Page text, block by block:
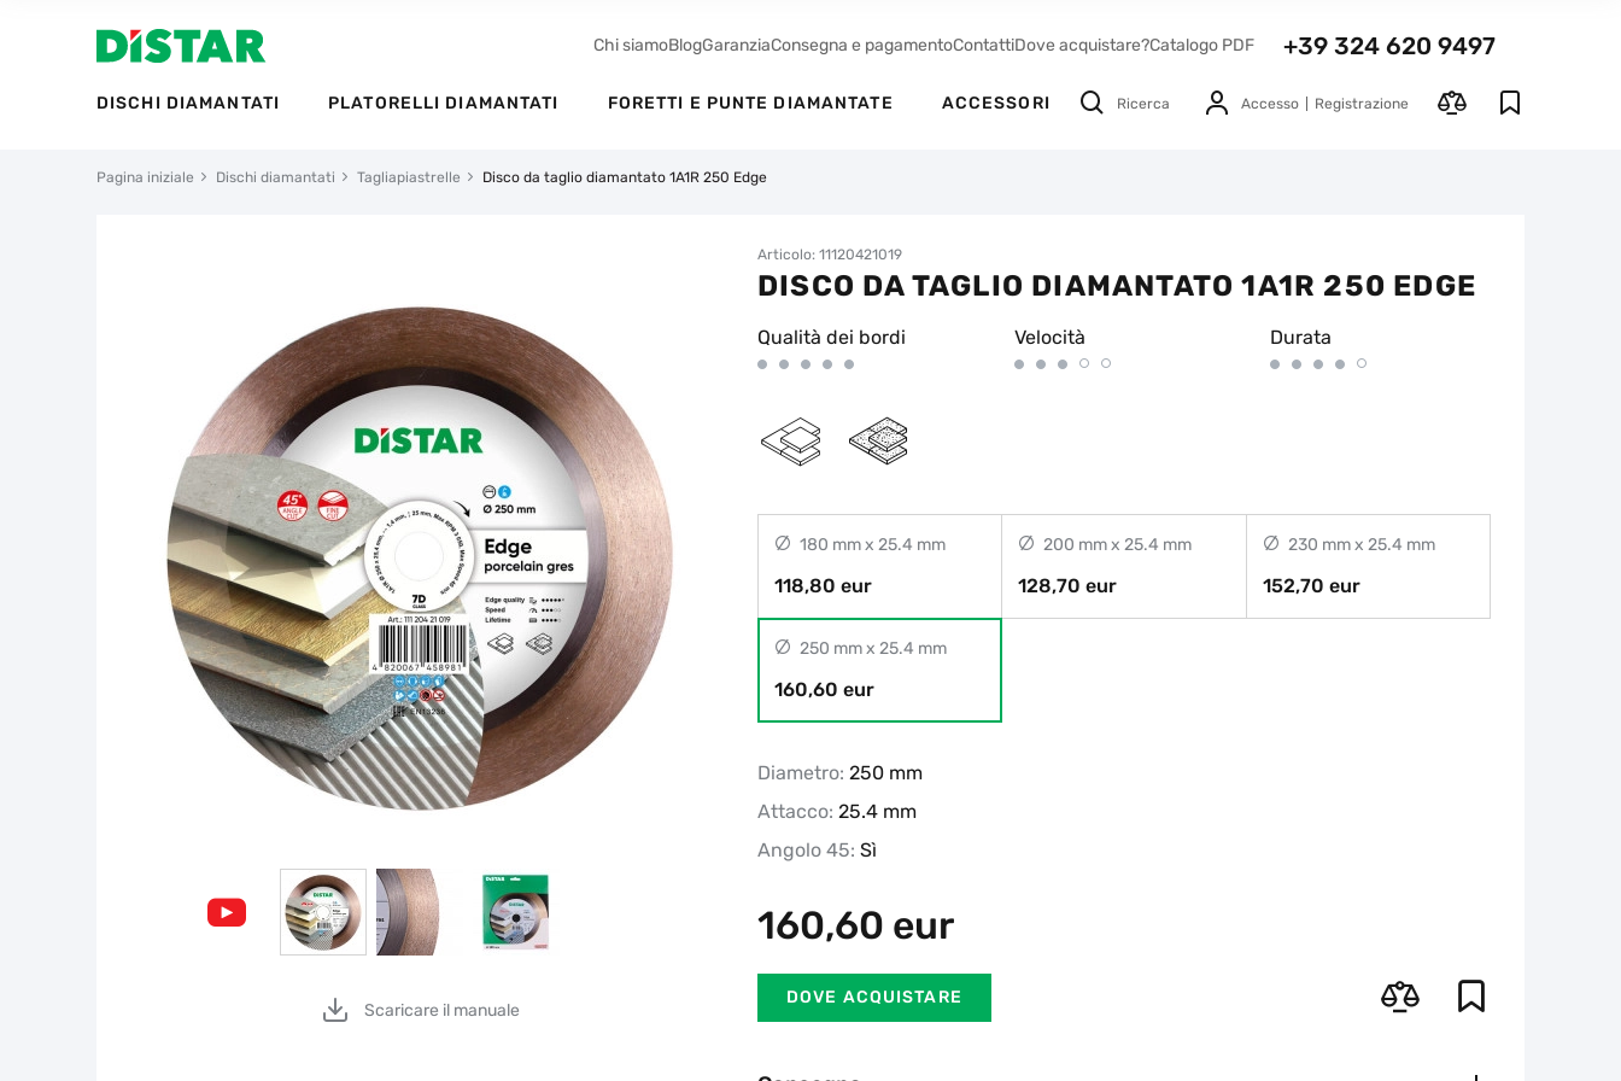
Chi siamoBlogGaranziaConsegna e pagamentoContattiDove acquistare?Catalogo PDF +39 324 620 9497
DISCHI DIAMANTATI PLATORELLI DIAMANTATI FORETTI E PUNTE DIAMANTATE ACCESSORI Ricerca Accesso Registrazione
Pagina iniziale Dischi diamantati Tagliapiastrelle Disco da taglio diamantato 1A1R 250 Edge
Scaricare il manuale
Articolo: 11120421019
DISCO DA TAGLIO DIAMANTATO 1A1R 250 EDGE
Qualità dei bordi Velocità Durata
180 mm x 25.4 mm
118,80 eur
200 mm x 25.4 mm
128,70 eur
230 mm x 25.4 mm
152,70 eur
250 mm x 25.4 mm
160,60 eur
Diametro: 250 mm
Attacco: 25.4 mm
Angolo 45: Sì
160,60 eur
DOVE ACQUISTARE